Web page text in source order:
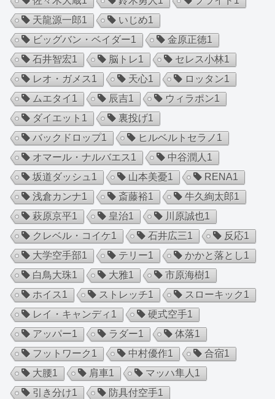
天龍源一郎1 いじめ1
ビッグバン・ベイダー1 金原正徳1
石井智宏1 脳トレ1 セレス小林1
レオ・ガメス1 天心1 ロッタン1
ムエタイ 1 辰吉1 ウィラポン1
ダイエット 1 裏投げ1
バックドロップ1 ヒルベルトセラノ 1
オマール・ナルバエス1 中谷潤人 1
坂道ダッシュ 1 山本美憂1 RENA1
浅倉カンナ1 斎藤裕1 牛久絢太郎1
萩原京平1 皇治1 川原誠也1
クレベル・コイケ1 石井広三1 反応1
大学空手部1 テリー1 かかと落とし1
白鳥大珠1 大雅1 市原海樹1
ホイス1 ストレッチ1 スローキック1
レイ・キャンディ 1 硬式空手1
アッパー1 ラダー1 体落1
フットワーク1 中村優作1 合宿1
大腰1 肩車1 マッハ隼人 1
引き分け1 防具付空手1